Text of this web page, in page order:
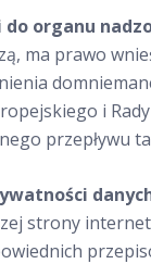
organu
ma prawo
i
przepływu
strony